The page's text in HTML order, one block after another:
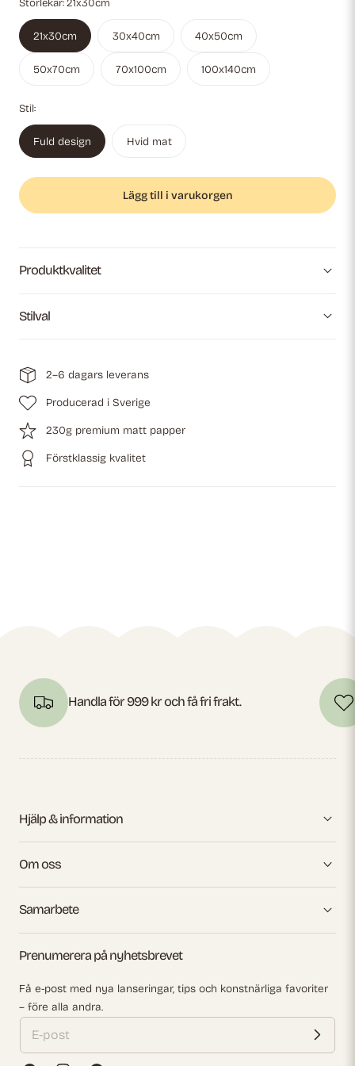
Storlekar:21x30cm
21x30cm 30x40cm 40x50cm
50x70cm 70x100cm 100x140cm
Stil:
Fuld design Hvid mat
Lägg till i varukorgen
Produktkvalitet
Stilval
2–6 dagars leverans
Producerad i Sverige
230g premium matt papper
Förstklassig kvalitet
Handla för 999 kr och få fri frakt.
Hjälp & information
Om oss
Samarbete
Prenumerera på nyhetsbrevet
Få e-post med nya lanseringar, tips och konstnärliga favoriter
– före alla andra.